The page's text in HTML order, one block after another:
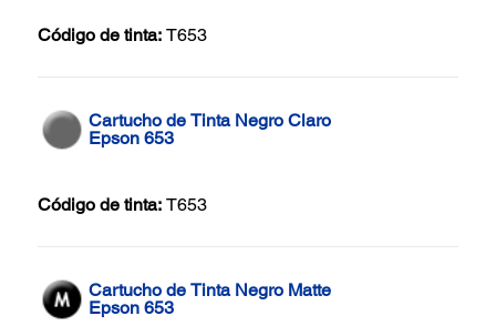
Código de tinta: T653
Cartucho de Tinta Negro Claro
Epson 653
Código de tinta: T653
Cartucho de Tinta Negro Matte
Epson 653